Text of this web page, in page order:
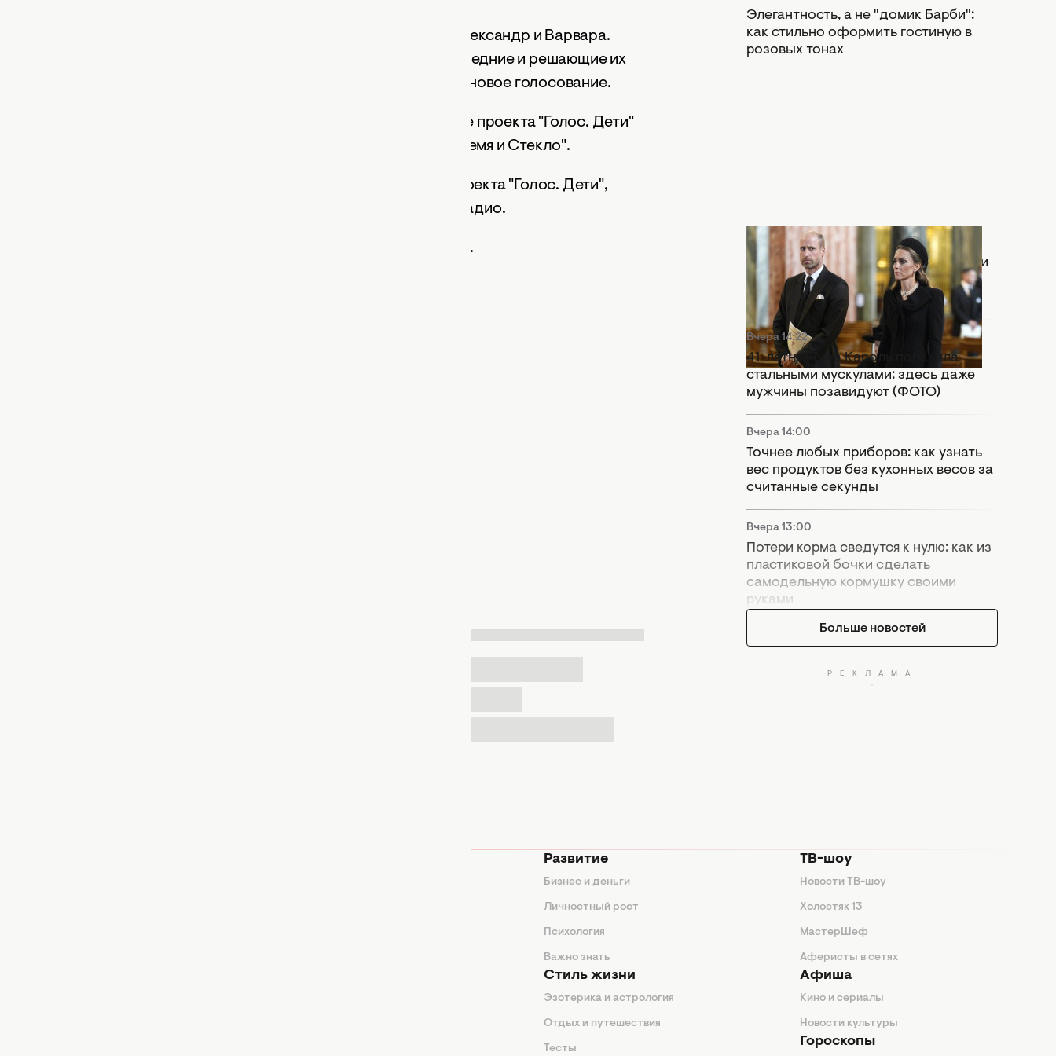
Таким образом, в тройку лучших вошли: Ярослав, Александр и Варвара.
Дальше оставшиеся участники исполнили свои последние и решающие их
судьбу в шоу песни, а тем временем зрители начали новое голосование.
По результатам зрительских голосований, в 5 сезоне проекта "Голос. Дети"
победил Александр Зазарашвили и из команды "Время и Стекло".
Победительница получила в подарок награду от проекта "Голос. Дети",
путешествие на двоих в Диснейленд и ротацию на радио.
смотрите у нас.
Элегантность, а не "домик Барби":
как стильно оформить гостиную в
розовых тонах
Вчера 15:55
Раскол в монархии: Кейт Миддлтон и
принц Уильям попали в громкий
скандал
Вчера 14:22
41-летняя Тина Кароль поразила
стальными мускулами: здесь даже
мужчины позавидуют (ФОТО)
Вчера 14:00
Точнее любых приборов: как узнать
вес продуктов без кухонных весов за
считанные секунды
Вчера 13:00
Потери корма сведутся к нулю: как из
пластиковой бочки сделать
самодельную кормушку своими
руками
Больше новостей
Развитие
Бизнес и деньги
Личностный рост
Психология
Важно знать
Стиль жизни
Эзотерика и астрология
Отдых и путешествия
Тесты
ТВ-шоу
Новости ТВ-шоу
Холостяк 13
МастерШеф
Аферисты в сетях
Афиша
Кино и сериалы
Новости культуры
Гороскопы